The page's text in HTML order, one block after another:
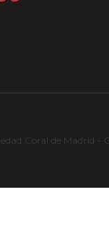
Coral de Madrid -